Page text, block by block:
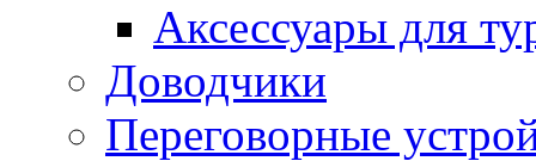
Аксессуары для
Доводчики
Переговорные